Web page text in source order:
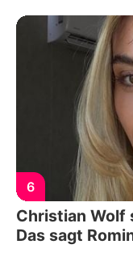
6
Christian Wolf
Das sagt